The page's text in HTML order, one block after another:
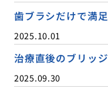
歯ブラシだけで満
2025.10.01
治療直後のブリッ
2025.09.30